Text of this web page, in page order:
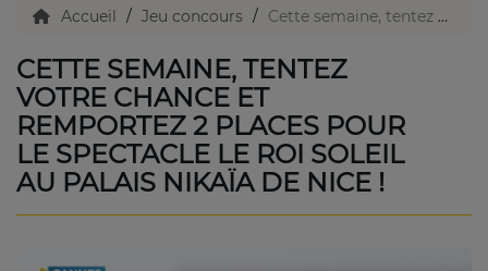
TV en direct
Replay TV
Agenda
Emissions Radio
Accueil Jeu concours Cette semaine, tentez votre chance et remportez 2 places pour le spectacle le roi soleil au Palais Nikaïa de Nice !
CETTE SEMAINE, TENTEZ
VOTRE CHANCE ET
REMPORTEZ 2 PLACES POUR
LE SPECTACLE LE ROI SOLEIL
AU PALAIS NIKAÏA DE NICE !